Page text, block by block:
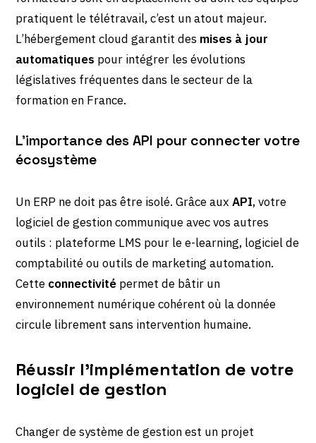
pratiquent le télétravail, c’est un atout majeur.
L’hébergement cloud garantit des mises à jour
automatiques pour intégrer les évolutions
législatives fréquentes dans le secteur de la
formation en France.
L’importance des API pour connecter votre
écosystème
Un ERP ne doit pas être isolé. Grâce auxAPI, votre
logiciel de gestion communique avec vos autres
outils : plateforme LMS pour le e-learning, logiciel de
comptabilité ou outils de marketing automation.
Cette connectivité permet de bâtir un
environnement numérique cohérent où la donnée
circule librement sans intervention humaine.
Réussir l’implémentation de votre
logiciel de gestion
Changer de système de gestion est un projet